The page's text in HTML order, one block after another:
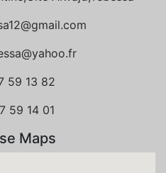
59 13 82
59 14 01
Maps